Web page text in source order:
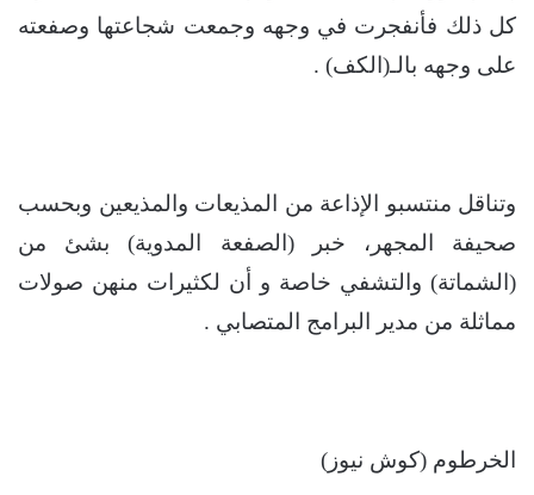
كل ذلك فأنفجرت في وجهه وجمعت شجاعتها وصفعته
على وجهه بالـ(الكف) .
وتناقل منتسبو الإذاعة من المذيعات والمذيعين وبحسب
صحيفة المجهر، خبر (الصفعة المدوية) بشئ من
(الشماتة) والتشفي خاصة و أن لكثيرات منهن صولات
مماثلة من مدير البرامج المتصابي .
الخرطوم (كوش نيوز)